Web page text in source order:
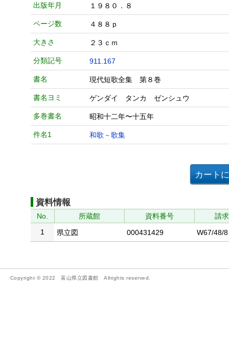
出版年月 １９８０．８
ページ数 ４８８ｐ
大きさ ２３ｃｍ
分類記号 911.167
書名 現代短歌全集 第８巻
書名ヨミ ゲンダイ タンカ ゼンシュウ
多巻書名 昭和十二年〜十五年
件名1 和歌－歌集
資料情報
No. 所蔵館 資料番号
請
1
県立図 000431429 W67/48/8
Copyright © 2022 富山県立図書館 Allrights reserved.